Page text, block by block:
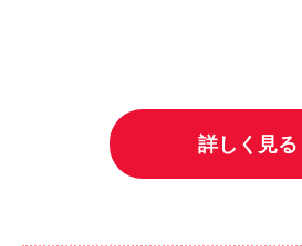
詳しく見る